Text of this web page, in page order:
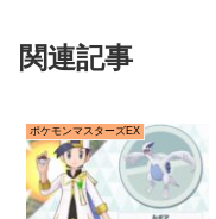
関連記事
ポケモンマスターズEX